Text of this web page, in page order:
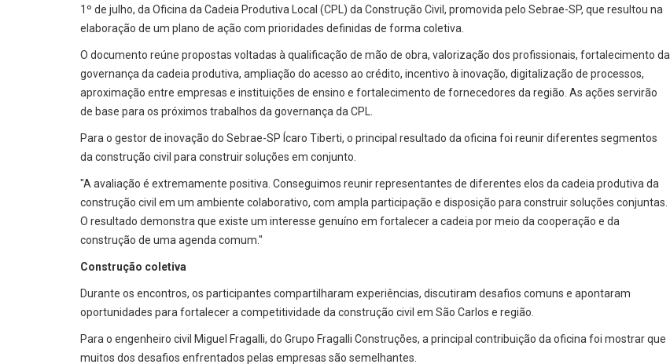
1º de julho, da Oficina da Cadeia Produtiva Local (CPL) da Construção Civil, promovida pelo Sebrae-SP, que resultou na
elaboração de um plano de ação com prioridades definidas de forma coletiva.
O documento reúne propostas voltadas à qualificação de mão de obra, valorização dos profissionais, fortalecimento da
governança da cadeia produtiva, ampliação do acesso ao crédito, incentivo à inovação, digitalização de processos,
aproximação entre empresas e instituições de ensino e fortalecimento de fornecedores da região. As ações servirão
de base para os próximos trabalhos da governança da CPL.
Para o gestor de inovação do Sebrae-SP Ícaro Tiberti, o principal resultado da oficina foi reunir diferentes segmentos
da construção civil para construir soluções em conjunto.
"A avaliação é extremamente positiva. Conseguimos reunir representantes de diferentes elos da cadeia produtiva da
construção civil em um ambiente colaborativo, com ampla participação e disposição para construir soluções conjuntas.
O resultado demonstra que existe um interesse genuíno em fortalecer a cadeia por meio da cooperação e da
construção de uma agenda comum."
Construção coletiva
Durante os encontros, os participantes compartilharam experiências, discutiram desafios comuns e apontaram
oportunidades para fortalecer a competitividade da construção civil em São Carlos e região.
Para o engenheiro civil Miguel Fragalli, do Grupo Fragalli Construções, a principal contribuição da oficina foi mostrar que
muitos dos desafios enfrentados pelas empresas são semelhantes.